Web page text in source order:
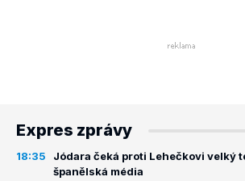
Expres zprávy
18:35
Jódara čeká proti Lehečkovi velký
španělská média